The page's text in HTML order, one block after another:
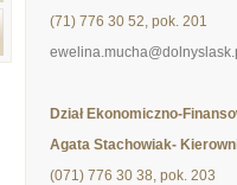
(71) 776 30 52, pok. 201
Dział Ekonomiczno-
Agata Stachowiak-
(071) 776 30 38, pok. 203